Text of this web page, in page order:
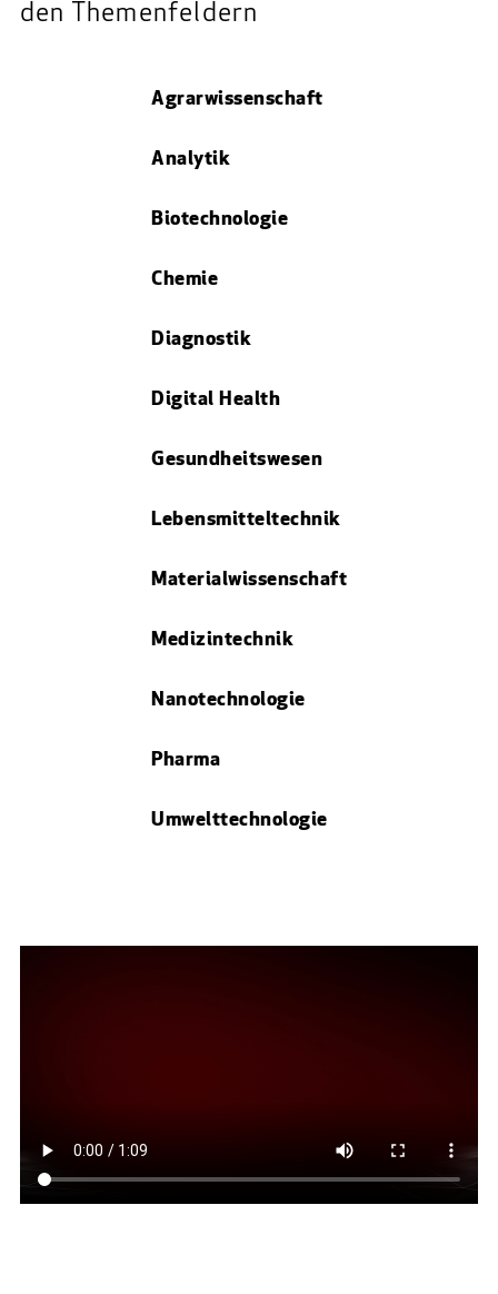
den Themenfeldern
Agrarwissenschaft
Analytik
Biotechnologie
Chemie
Diagnostik
Digital Health
Gesundheitswesen
Lebensmitteltechnik
Materialwissenschaft
Medizintechnik
Nanotechnologie
Pharma
Umwelttechnologie